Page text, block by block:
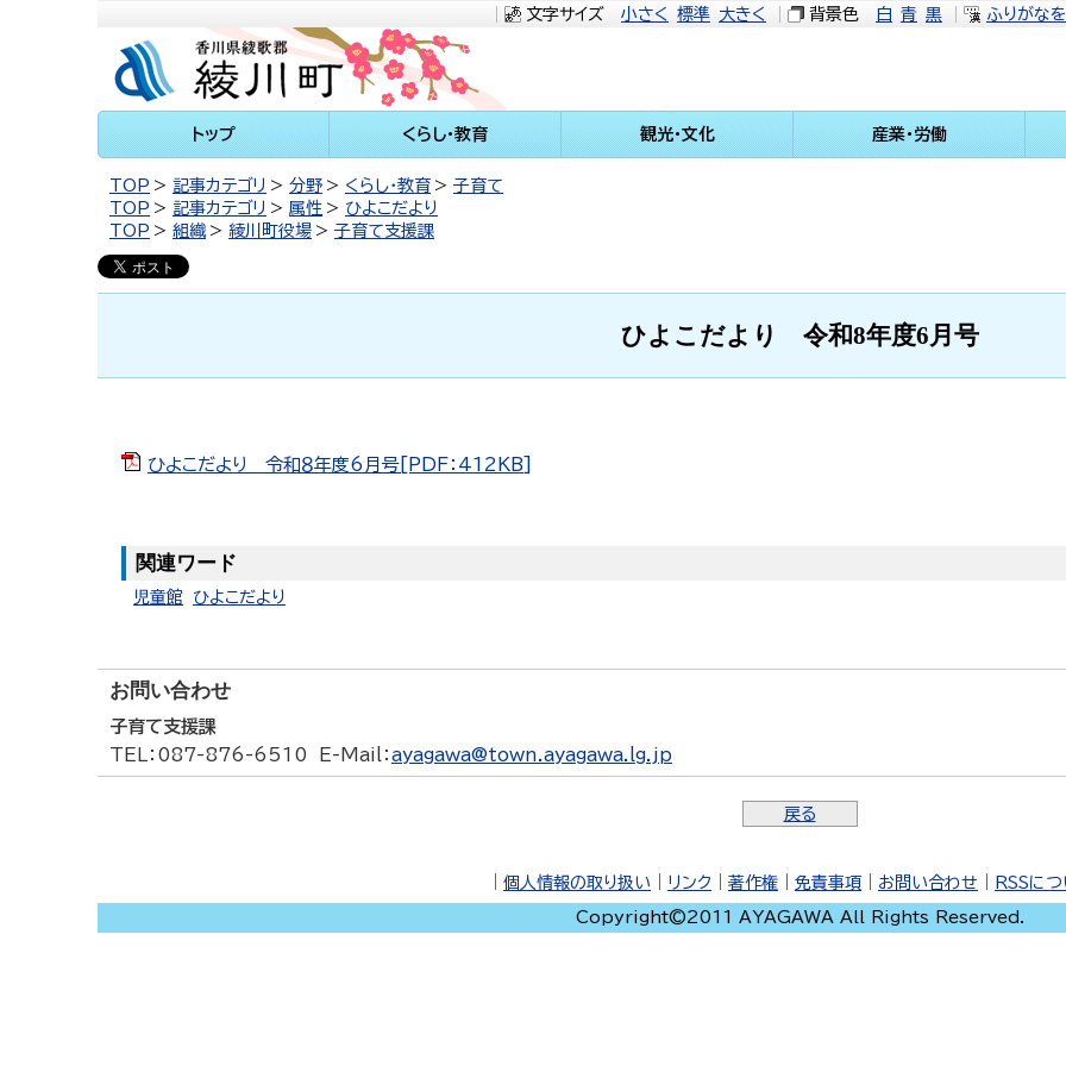
文字サイズ 小さく 標準 大きく 背景色 白 青 黒 ふりがな
川町
トップ くらし・教育 観光・文化 産業・労働
TOP 記事カテゴリ 分野 くらし・教育
子育て
TOP
記事カテゴリ 属性
ひよこだより
TOP
組織 綾川町役場 子育て支援課
ひよこだより 令和8年度6月号
ひよこだより 令和８年度6月号[PDF：412KB]
関連ワード
児童館 ひよこだより
お問い合わせ
子育て支援課
TEL ：087-876-6510 E-Mail ： ayagawa@town.ayagawa.lg.jp
戻る
個人情報の取り扱い リンク 著作権 免責事項 お問い合わせ RSSにつ
Copyright©2011 AYAGAWA All Rights Reserved.